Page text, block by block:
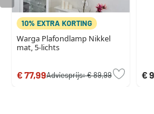
10% EXTRA KORTING
Warga Plafondlamp Nikkel
mat, 5-lichts
€ 77,99Adviesprijs:€ 89,99 €